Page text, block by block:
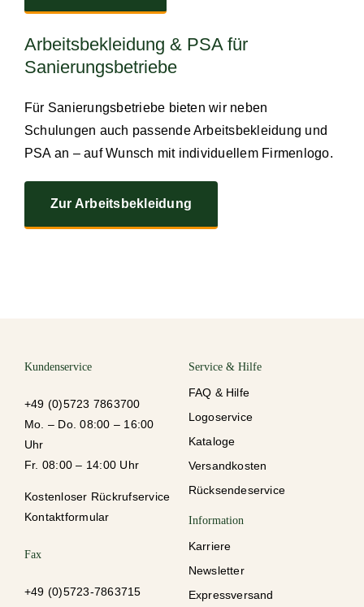
Arbeitsbekleidung & PSA für
Sanierungsbetriebe
Für Sanierungsbetriebe bieten wir neben
Schulungen auch passende Arbeitsbekleidung und
PSA an – auf Wunsch mit individuellem Firmenlogo.
Zur Arbeitsbekleidung
Kundenservice
+49 (0)5723 7863700
Mo. – Do. 08:00 – 16:00
Uhr
Fr. 08:00 – 14:00 Uhr
Kostenloser Rückrufservice
Kontaktformular
Fax
+49 (0)5723-7863715
Service & Hilfe
FAQ & Hilfe
Logoservice
Kataloge
Versandkosten
Rücksendeservice
Information
Karriere
Newsletter
Expressversand